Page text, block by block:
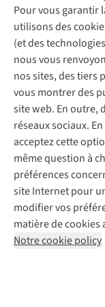
Pour vous garantir
utilisons des
(et des
nous vous
nos sites, des tiers
vous montrer des
site web. En outre,
réseaux sociaux.
acceptez cette
même question à
préférences
site Internet pour
modifier vos
matière de cookies
Notre cookie policy
Entretien &
Garantie
Contactez-nous
Nos magasins
À propos
Déclaration
Entretien de ski
Service de lavage
Entretien de
Réparation de
Réparation de
Retouches
Pour les entreprises
A.S.Magazine
Explore Camp
Expertise & conseils
Abonnez-vous à la
Mentions